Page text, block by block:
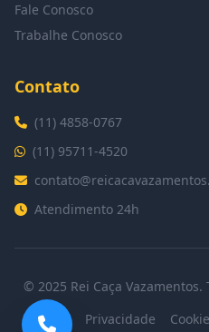
Fale Conosco
Trabalhe Conosco
Contato
(11) 4858-0767
(11) 95711-4520
Atendimento 24h
© 2025 Rei Caça
Privacidade